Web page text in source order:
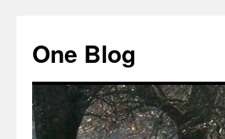
正
文
One Blog